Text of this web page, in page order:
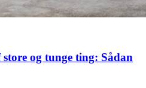
og tunge ting: Sådan